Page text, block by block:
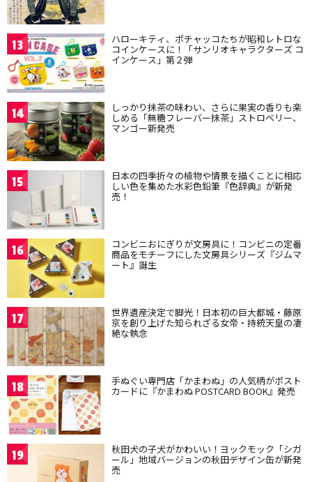
13 ハローキティ、ポチャッコたちが昭和レトロな
コインケースに！「サンリオキャラクターズ コ
インケース」第２弾
14 しっかり抹茶の味わい、さらに果実の香りも楽
しめる「無糖フレーバー抹茶」ストロベリー、
マンゴー新発売
15 日本の四季折々の植物や情景を描くことに相応
しい色を集めた水彩色鉛筆『色辞典』が新発
売！
16 コンビニおにぎりが文房具に！コンビニの定番
商品をモチーフにした文房具シリーズ『ジムマ
ート』誕生
17 世界遺産決定で脚光！日本初の巨大都城・藤原
京を創り上げた知られざる女帝・持統天皇の凄
絶な執念
18 手ぬぐい専門店「かまわぬ」の人気柄がポスト
カードに『かまわぬ POSTCARD BOOK』発売
19 秋田犬の子犬がかわいい！ヨックモック「シガ
ール」地域バージョンの秋田デザイン缶が新発
売